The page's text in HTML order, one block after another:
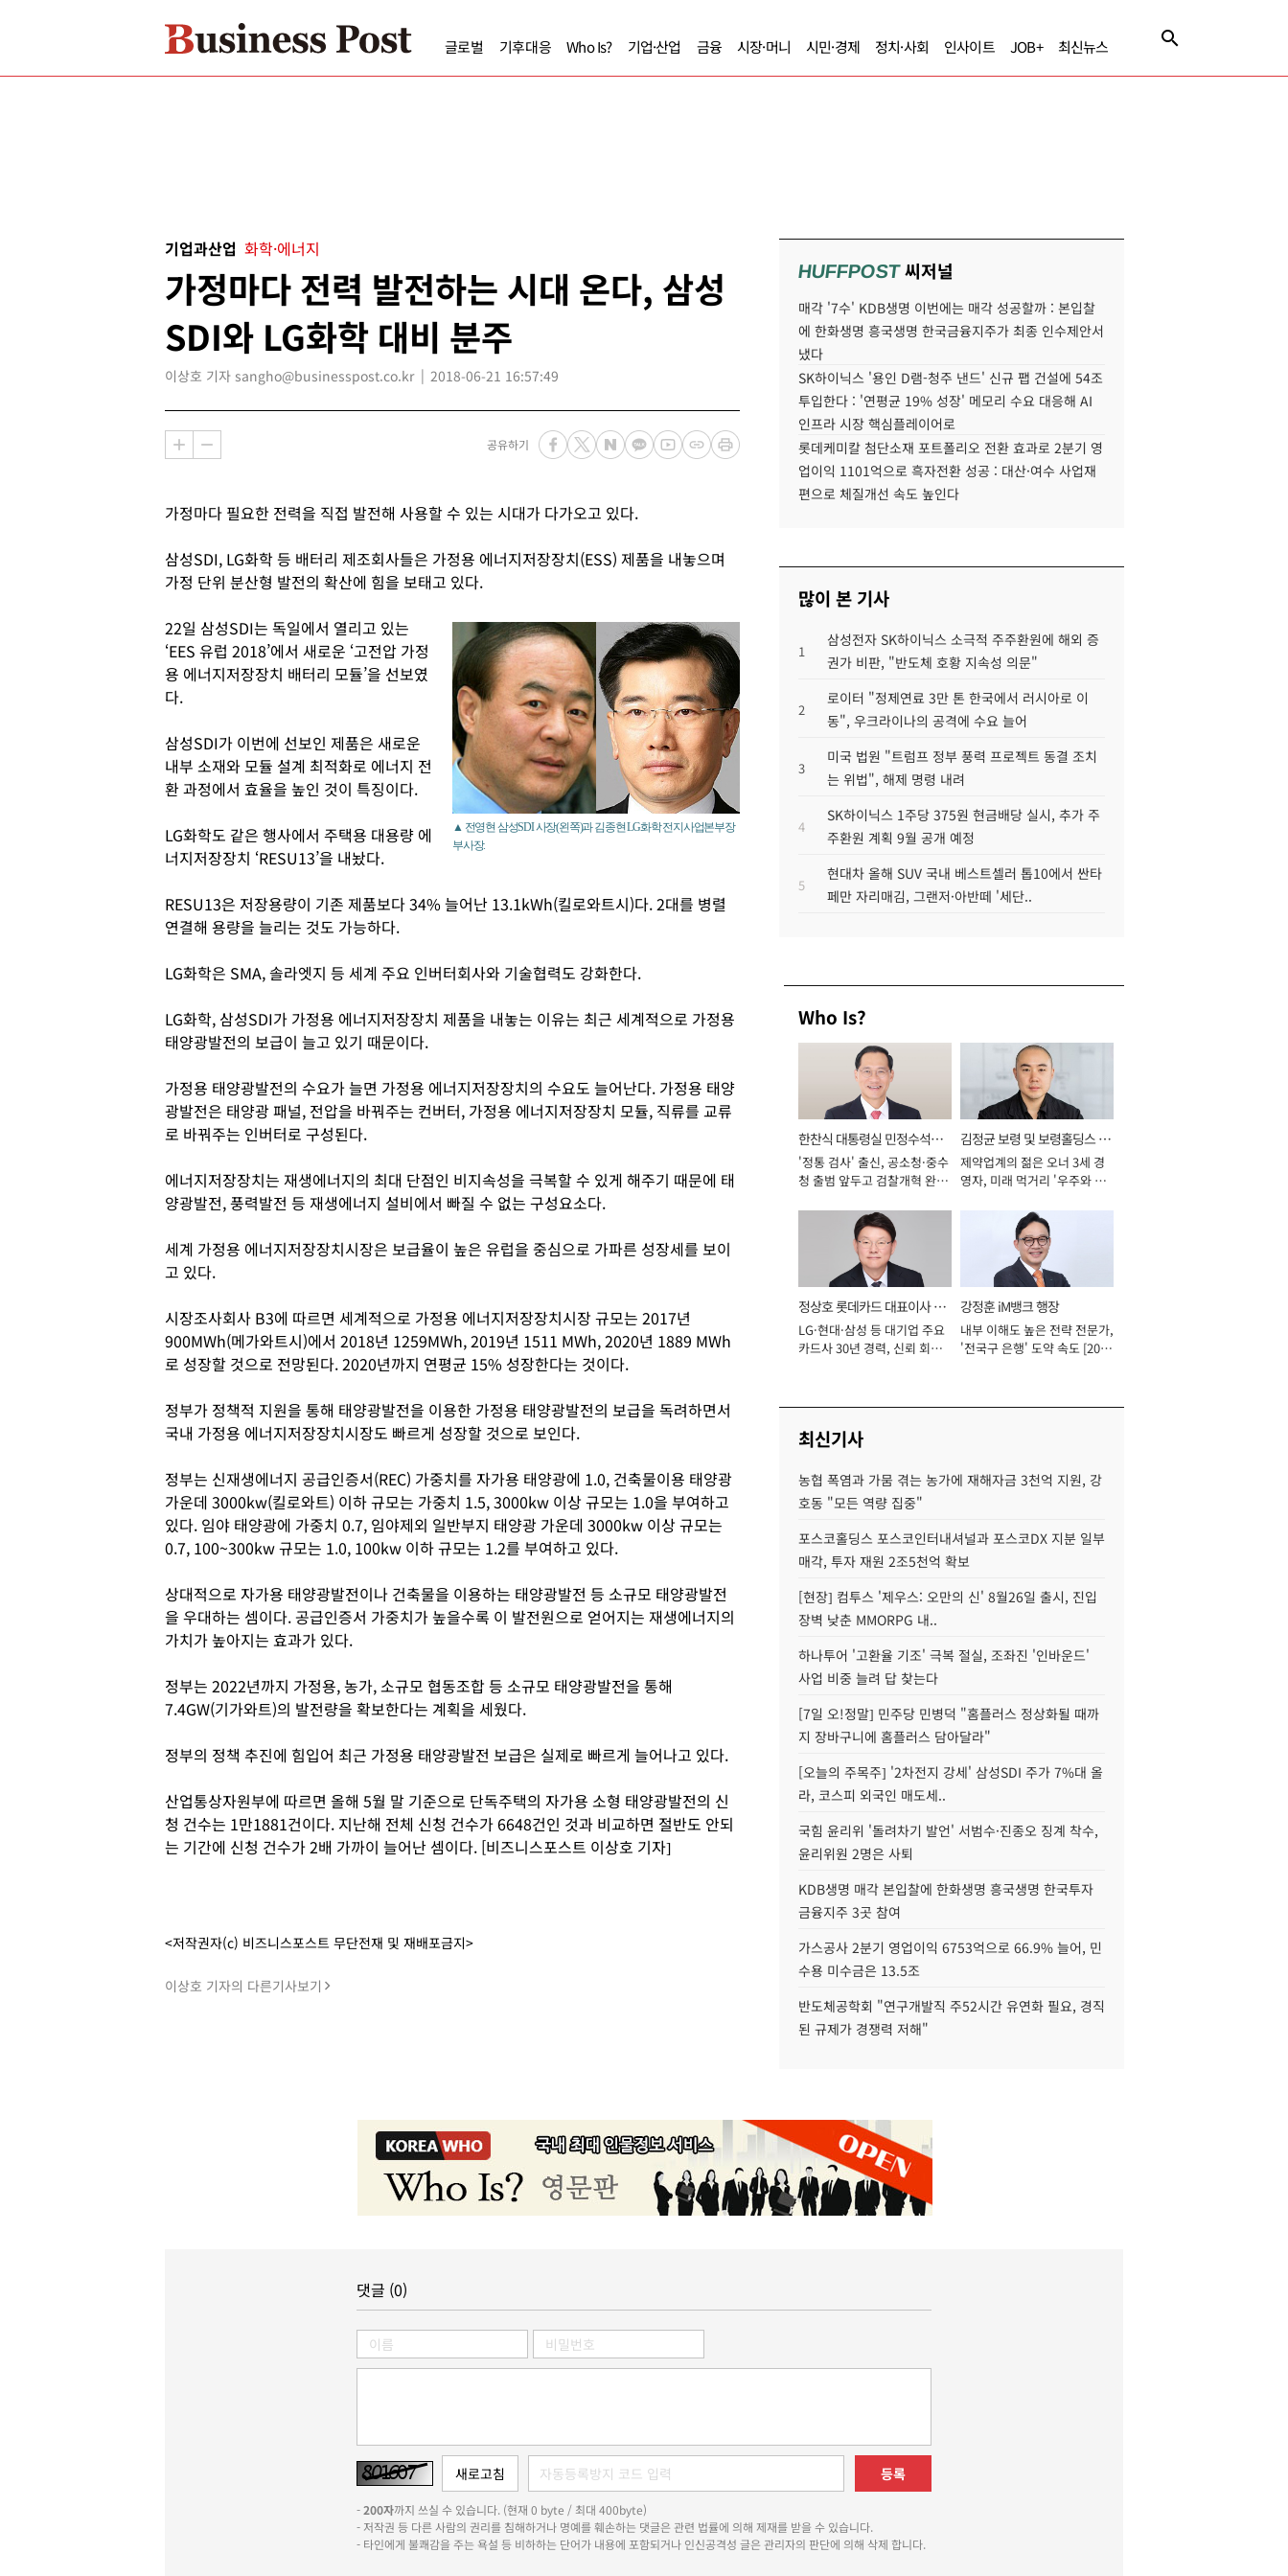
글로벌 기후대응 Who Is? 기업·산업 금융 시장·머니 시민·경제 정치·사회 인사이트 JOB+ 최신뉴스
기업과산업 화학·에너지
가정마다 전력 발전하는 시대 온다, 삼성
SDI와 LG화학 대비 분주
이상호 기자 sangho@businesspost.co.kr 2018-06-21 16:57:49
공유하기
가정마다 필요한 전력을 직접 발전해 사용할 수 있는 시대가 다가오고 있다.
삼성SDI, LG화학 등 배터리 제조회사들은 가정용 에너지저장장치(ESS) 제품을 내놓으며
가정 단위 분산형 발전의 확산에 힘을 보태고 있다.
▲ 전영현 삼성SDI 사장(왼쪽)과 김종현 LG화학 전지사업본부장
부사장.
22일 삼성SDI는 독일에서 열리고 있는
‘EES 유럽 2018’에서 새로운 ‘고전압 가정
용 에너지저장장치 배터리 모듈’을 선보였
다.
삼성SDI가 이번에 선보인 제품은 새로운
내부 소재와 모듈 설계 최적화로 에너지 전
환 과정에서 효율을 높인 것이 특징이다.
LG화학도 같은 행사에서 주택용 대용량 에
너지저장장치 ‘RESU13’을 내놨다.
RESU13은 저장용량이 기존 제품보다 34% 늘어난 13.1kWh(킬로와트시)다. 2대를 병렬
연결해 용량을 늘리는 것도 가능하다.
LG화학은 SMA, 솔라엣지 등 세계 주요 인버터회사와 기술협력도 강화한다.
LG화학, 삼성SDI가 가정용 에너지저장장치 제품을 내놓는 이유는 최근 세계적으로 가정용
태양광발전의 보급이 늘고 있기 때문이다.
가정용 태양광발전의 수요가 늘면 가정용 에너지저장장치의 수요도 늘어난다. 가정용 태양
광발전은 태양광 패널, 전압을 바꿔주는 컨버터, 가정용 에너지저장장치 모듈, 직류를 교류
로 바꿔주는 인버터로 구성된다.
에너지저장장치는 재생에너지의 최대 단점인 비지속성을 극복할 수 있게 해주기 때문에 태
양광발전, 풍력발전 등 재생에너지 설비에서 빠질 수 없는 구성요소다.
세계 가정용 에너지저장장치시장은 보급율이 높은 유럽을 중심으로 가파른 성장세를 보이
고 있다.
시장조사회사 B3에 따르면 세계적으로 가정용 에너지저장장치시장 규모는 2017년
900MWh(메가와트시)에서 2018년 1259MWh, 2019년 1511 MWh, 2020년 1889 MWh
로 성장할 것으로 전망된다. 2020년까지 연평균 15% 성장한다는 것이다.
정부가 정책적 지원을 통해 태양광발전을 이용한 가정용 태양광발전의 보급을 독려하면서
국내 가정용 에너지저장장치시장도 빠르게 성장할 것으로 보인다.
정부는 신재생에너지 공급인증서(REC) 가중치를 자가용 태양광에 1.0, 건축물이용 태양광
가운데 3000kw(킬로와트) 이하 규모는 가중치 1.5, 3000kw 이상 규모는 1.0을 부여하고
있다. 임야 태양광에 가중치 0.7, 임야제외 일반부지 태양광 가운데 3000kw 이상 규모는
0.7, 100~300kw 규모는 1.0, 100kw 이하 규모는 1.2를 부여하고 있다.
상대적으로 자가용 태양광발전이나 건축물을 이용하는 태양광발전 등 소규모 태양광발전
을 우대하는 셈이다. 공급인증서 가중치가 높을수록 이 발전원으로 얻어지는 재생에너지의
가치가 높아지는 효과가 있다.
정부는 2022년까지 가정용, 농가, 소규모 협동조합 등 소규모 태양광발전을 통해
7.4GW(기가와트)의 발전량을 확보한다는 계획을 세웠다.
정부의 정책 추진에 힘입어 최근 가정용 태양광발전 보급은 실제로 빠르게 늘어나고 있다.
산업통상자원부에 따르면 올해 5월 말 기준으로 단독주택의 자가용 소형 태양광발전의 신
청 건수는 1만1881건이다. 지난해 전체 신청 건수가 6648건인 것과 비교하면 절반도 안되
는 기간에 신청 건수가 2배 가까이 늘어난 셈이다. [비즈니스포스트 이상호 기자]
<저작권자(c) 비즈니스포스트 무단전재 및 재배포금지>
이상호 기자의 다른기사보기
HUFFPOST씨저널
매각 '7수' KDB생명 이번에는 매각 성공할까 : 본입찰
에 한화생명 흥국생명 한국금융지주가 최종 인수제안서
냈다
SK하이닉스 '용인 D램-청주 낸드' 신규 팹 건설에 54조
투입한다 : '연평균 19% 성장' 메모리 수요 대응해 AI
인프라 시장 핵심플레이어로
롯데케미칼 첨단소재 포트폴리오 전환 효과로 2분기 영
업이익 1101억으로 흑자전환 성공 : 대산·여수 사업재
편으로 체질개선 속도 높인다
많이 본 기사
1
삼성전자 SK하이닉스 소극적 주주환원에 해외 증
권가 비판, "반도체 호황 지속성 의문"
2
로이터 "정제연료 3만 톤 한국에서 러시아로 이
동", 우크라이나의 공격에 수요 늘어
3
미국 법원 "트럼프 정부 풍력 프로젝트 동결 조치
는 위법", 해제 명령 내려
4
SK하이닉스 1주당 375원 현금배당 실시, 추가 주
주환원 계획 9월 공개 예정
5
현대차 올해 SUV 국내 베스트셀러 톱10에서 싼타
페만 자리매김, 그랜저·아반떼 '세단..
Who Is?
한찬식 대통령실 민정수석비
서관
'정통 검사' 출신, 공소청·중수
청 출범 앞두고 검찰개혁 완수
김정균 보령 및 보령홀딩스 대
표이사 사장
제약업계의 젊은 오너 3세 경
영자, 미래 먹거리 '우주와 헬
정상호 롯데카드 대표이사 사
장
LG·현대·삼성 등 대기업 주요
카드사 30년 경력, 신뢰 회복
강정훈 iM뱅크 행장
내부 이해도 높은 전략 전문가,
'전국구 은행' 도약 속도 [2026
최신기사
농협 폭염과 가뭄 겪는 농가에 재해자금 3천억 지원, 강
호동 "모든 역량 집중"
포스코홀딩스 포스코인터내셔널과 포스코DX 지분 일부
매각, 투자 재원 2조5천억 확보
[현장] 컴투스 '제우스: 오만의 신' 8월26일 출시, 진입
장벽 낮춘 MMORPG 내..
하나투어 '고환율 기조' 극복 절실, 조좌진 '인바운드'
사업 비중 늘려 답 찾는다
[7일 오!정말] 민주당 민병덕 "홈플러스 정상화될 때까
지 장바구니에 홈플러스 담아달라"
[오늘의 주목주] '2차전지 강세' 삼성SDI 주가 7%대 올
라, 코스피 외국인 매도세..
국힘 윤리위 '돌려차기 발언' 서범수·진종오 징계 착수,
윤리위원 2명은 사퇴
KDB생명 매각 본입찰에 한화생명 흥국생명 한국투자
금융지주 3곳 참여
가스공사 2분기 영업이익 6753억으로 66.9% 늘어, 민
수용 미수금은 13.5조
반도체공학회 "연구개발직 주52시간 유연화 필요, 경직
된 규제가 경쟁력 저해"
댓글 (0)
등록
-200자까지 쓰실 수 있습니다. (현재 0 byte / 최대 400byte)
- 저작권 등 다른 사람의 권리를 침해하거나 명예를 훼손하는 댓글은 관련 법률에 의해 제재를 받을 수 있습니다.
- 타인에게 불쾌감을 주는 욕설 등 비하하는 단어가 내용에 포함되거나 인신공격성 글은 관리자의 판단에 의해 삭제 합니다.